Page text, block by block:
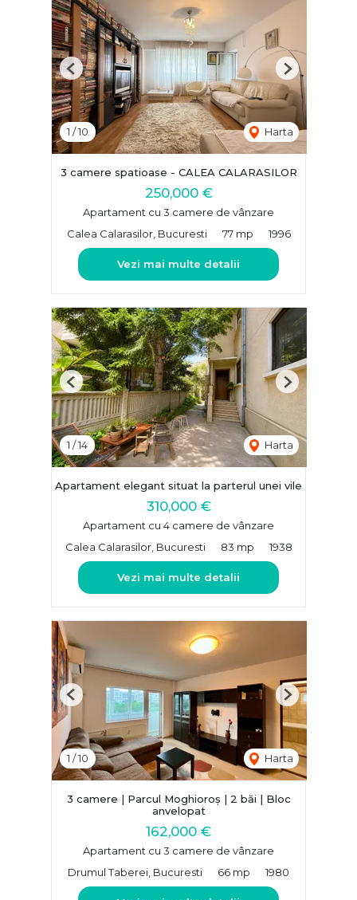
1 /10 Harta
Previous Next
3 camere spatioase - CALEA CALARASILOR
250,000 €
Apartament cu 3 camere de vânzare
Calea Calarasilor, Bucuresti
77 mp 1996
Vezi mai multe detalii
1 /14 Harta
Previous Next
Apartament elegant situat la parterul unei vile
310,000 €
Apartament cu 4 camere de vânzare
Calea Calarasilor, Bucuresti
83 mp 1938
Vezi mai multe detalii
1 /10 Harta
Previous Next
3 camere | Parcul Moghioroș | 2 băi | Bloc
anvelopat
162,000 €
Apartament cu 3 camere de vânzare
Drumul Taberei, Bucuresti
66 mp 1980